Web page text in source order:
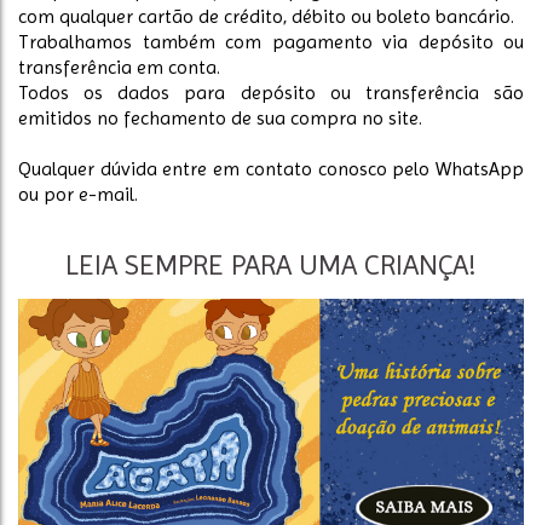
com qualquer cartão de crédito, débito ou boleto bancário.
Trabalhamos também com pagamento via depósito ou
transferência em conta.
Todos os dados para depósito ou transferência são
emitidos no fechamento de sua compra no site.
Qualquer dúvida entre em contato conosco pelo WhatsApp
ou por e-mail.
LEIA SEMPRE PARA UMA CRIANÇA!